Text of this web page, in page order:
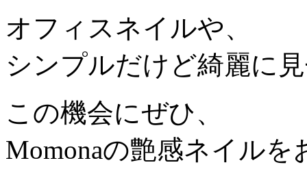
オフィスネイルや、
シンプルだけど綺麗に
この機会にぜひ、
Momonaの艶感ネイルを